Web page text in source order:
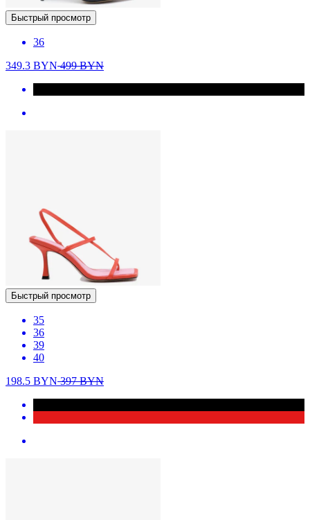
Быстрый просмотр
36
349.3 BYN499BYN
Быстрый просмотр
35
36
39
40
198.5 BYN397BYN